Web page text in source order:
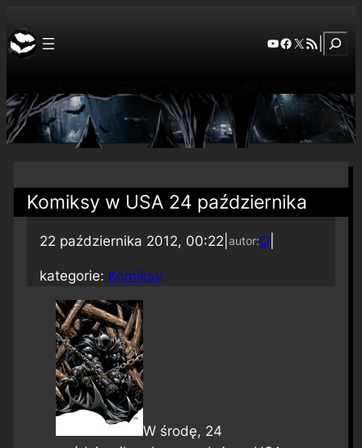
YouTube
Facebook
X RSS Feed
Komiksy w USA 24 października
22 października 2012, 00:22 autor:Q
kategorie: Komiksy
W środę, 24